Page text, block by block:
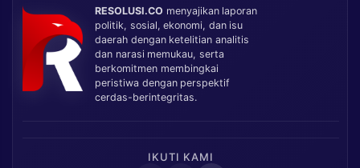
RESOLUSI.CO menyajikan laporan
politik, sosial, ekonomi, dan isu
daerah dengan ketelitian analitis
dan narasi memukau, serta
berkomitmen membingkai
peristiwa dengan perspektif
cerdas-berintegritas.
IKUTI KAMI